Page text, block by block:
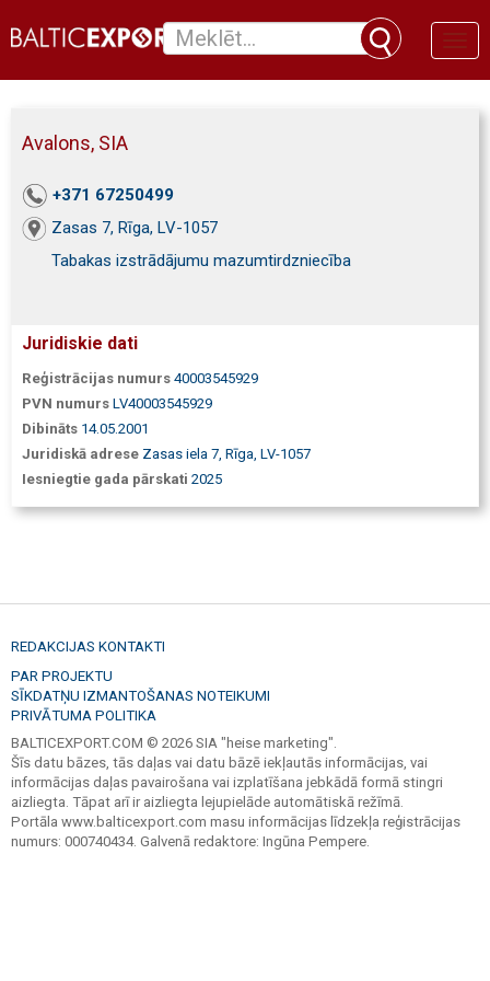
Avalons, SIA
+371 67250499
Zasas 7, Rīga, LV-1057
Tabakas izstrādājumu mazumtirdzniecība
Juridiskie dati
Reģistrācijas numurs 40003545929
PVN numurs LV40003545929
Dibināts 14.05.2001
Juridiskā adrese Zasas iela 7, Rīga, LV-1057
Iesniegtie gada pārskati 2025
REDAKCIJAS KONTAKTI
PAR PROJEKTU
SĪKDATŅU IZMANTOŠANAS NOTEIKUMI
PRIVĀTUMA POLITIKA
BALTICEXPORT.COM © 2026 SIA "heise marketing".
Šīs datu bāzes, tās daļas vai datu bāzē iekļautās informācijas, vai
informācijas daļas pavairošana vai izplatīšana jebkādā formā stingri
aizliegta. Tāpat arī ir aizliegta lejupielāde automātiskā režīmā.
Portāla www.balticexport.com masu informācijas līdzekļa reģistrācijas
numurs: 000740434. Galvenā redaktore: Ingūna Pempere.